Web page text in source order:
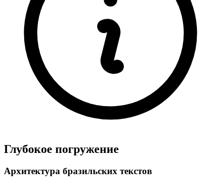
Глубокое погружение
Архитектура бразильских текстов